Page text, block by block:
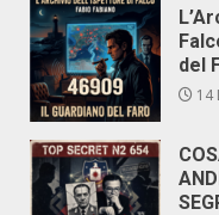
del
14